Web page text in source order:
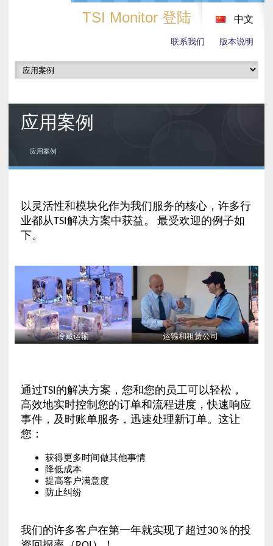
TSI Monitor 登陆 中文
联系我们 版本说明
应用案例
应用案例
以灵活性和模块化作为我们服务的核心，许多行
业都从TSI解决方案中获益。 最受欢迎的例子如
下。
冷藏运输 运输和租赁公司
通过TSI的解决方案，您和您的员工可以轻松，
高效地实时控制您的订单和流程进度，快速响应
事件，及时账单服务，迅速处理新订单。这让
您：
获得更多时间做其他事情
降低成本
提高客户满意度
防止纠纷
我们的许多客户在第一年就实现了超过30％的投